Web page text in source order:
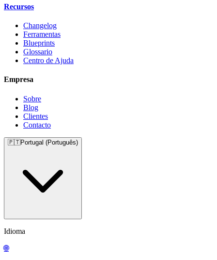
Recursos
Changelog
Ferramentas
Blueprints
Glossario
Centro de Ajuda
Empresa
Sobre
Blog
Clientes
Contacto
🇵🇹Portugal (Português)
Idioma
🌐